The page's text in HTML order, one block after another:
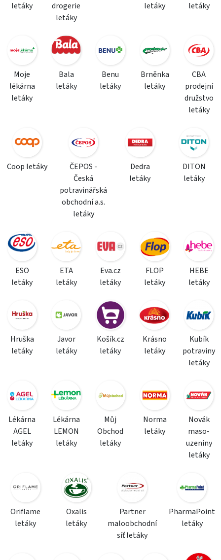
letáky
drogerie
letáky
letáky
letáky
Moje
lékárna
letáky
Bala
letáky
Benu
letáky
Brněnka
letáky
CBA
prodejní
družstvo
letáky
Coop letáky
ČEPOS -
Česká
potravinářská
obchodní a.s.
letáky
Dedra
letáky
DITON
letáky
ESO
letáky
ETA
letáky
Eva.cz
letáky
FLOP
letáky
HEBE
letáky
Hruška
letáky
Javor
letáky
Košík.cz
letáky
Krásno
letáky
Kubík
potraviny
letáky
Lékárna
AGEL
letáky
Lékárna
LEMON
letáky
Můj
Obchod
letáky
Norma
letáky
Novák
maso-
uzeniny
letáky
Oriflame
letáky
Oxalis
letáky
Partner
maloobchodní
síť letáky
PharmaPoint
letáky